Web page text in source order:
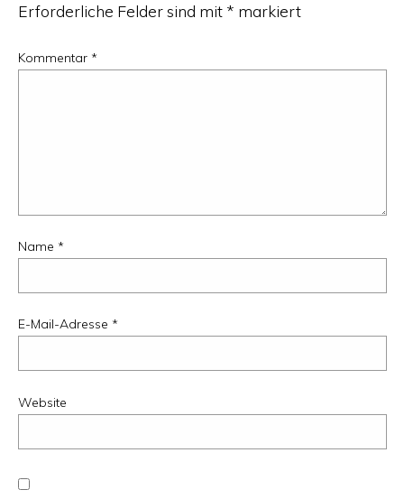
Erforderliche Felder sind mit * markiert
Kommentar *
Name *
E-Mail-Adresse *
Website